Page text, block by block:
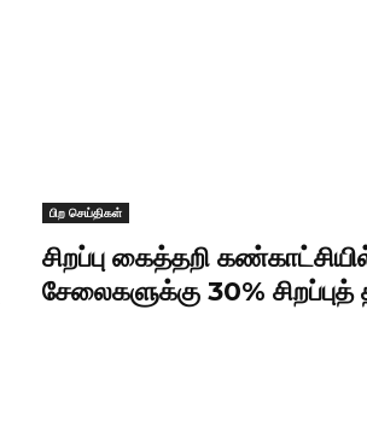
பிற செய்திகள்
சிறப்பு கைத்தறி
சேலைகளுக்கு 30% சிறப்புத்